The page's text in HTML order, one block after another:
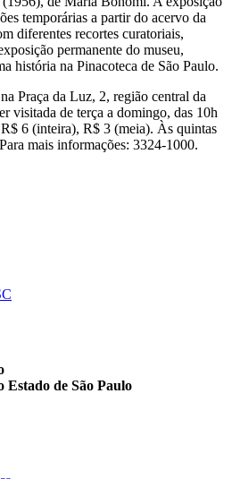
temporárias a partir do acervo da
diferentes recortes curatoriais,
permanente do museu,
história na Pinacoteca de São Paulo.
Praça da Luz, 2, região central da
visitada de terça a domingo, das 10h
6 (inteira), R$ 3 (meia). Às quintas
mais informações: 3324-1000.
de São Paulo